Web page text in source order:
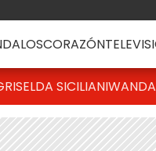
CORAZÓN
SICILIANI